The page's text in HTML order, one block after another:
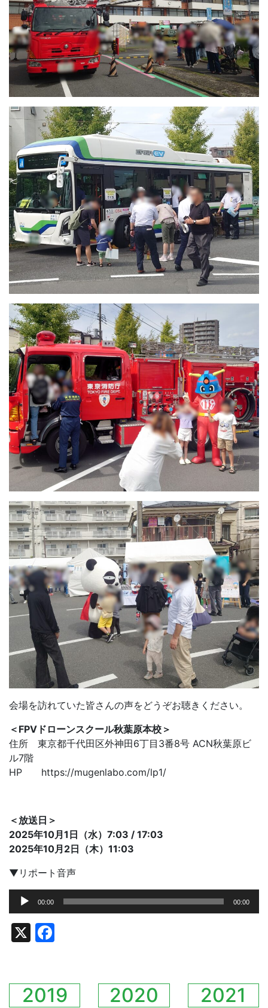
会場を訪れていた皆さんの声をどうぞお聴きください。
＜FPVドローンスクール秋葉原本校＞
住所 東京都千代田区外神田6丁目3番8号 ACN秋葉原ビ
ル7階
HP https://mugenlabo.com/lp1/
＜放送日＞
2025年10月1日（水）7:03 / 17:03
2025年10月2日（木）11:03
▼リポート音声
声
プ
レ
ー
00:00 00:00
X
2019 2020
2021